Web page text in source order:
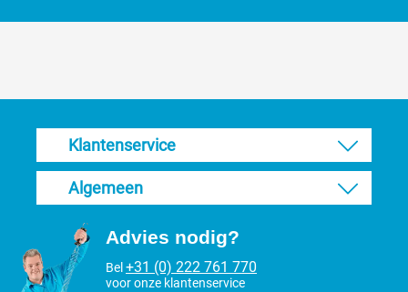
Klantenservice
Algemeen
Advies nodig?
Bel +31 (0) 222 761 770
voor onze klantenservice